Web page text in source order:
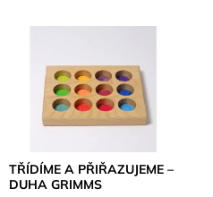
TŘÍDÍME A PŘIŘAZUJEME –
DUHA GRIMMS